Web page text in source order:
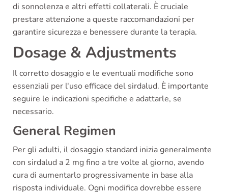
di sonnolenza e altri effetti collaterali. È cruciale
prestare attenzione a queste raccomandazioni per
garantire sicurezza e benessere durante la terapia.
Dosage & Adjustments
Il corretto dosaggio e le eventuali modifiche sono
essenziali per l'uso efficace del sirdalud. È importante
seguire le indicazioni specifiche e adattarle, se
necessario.
General Regimen
Per gli adulti, il dosaggio standard inizia generalmente
con sirdalud a 2 mg fino a tre volte al giorno, avendo
cura di aumentarlo progressivamente in base alla
risposta individuale. Ogni modifica dovrebbe essere